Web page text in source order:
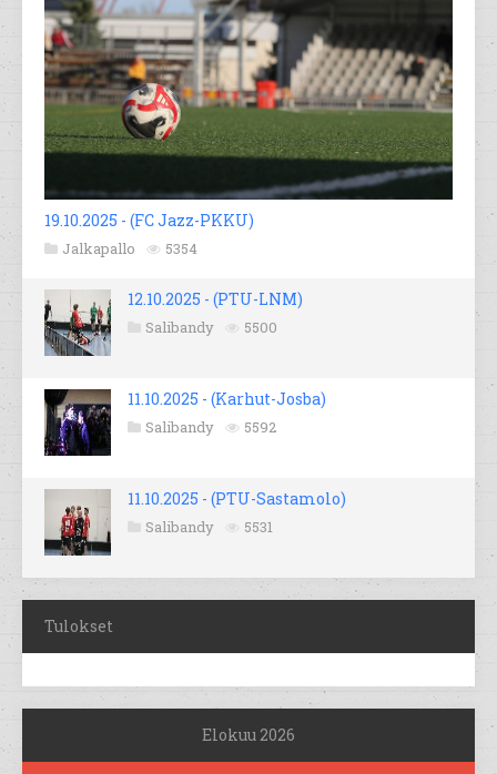
19.10.2025 - (FC Jazz-PKKU)
Jalkapallo 5354
12.10.2025 - (PTU-LNM)
Salibandy 5500
11.10.2025 - (Karhut-Josba)
Salibandy 5592
11.10.2025 - (PTU-Sastamolo)
Salibandy 5531
Tulokset
Elokuu 2026